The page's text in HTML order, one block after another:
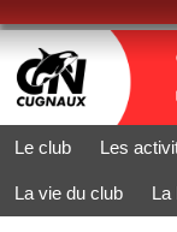
Le club Les
La vie du club La